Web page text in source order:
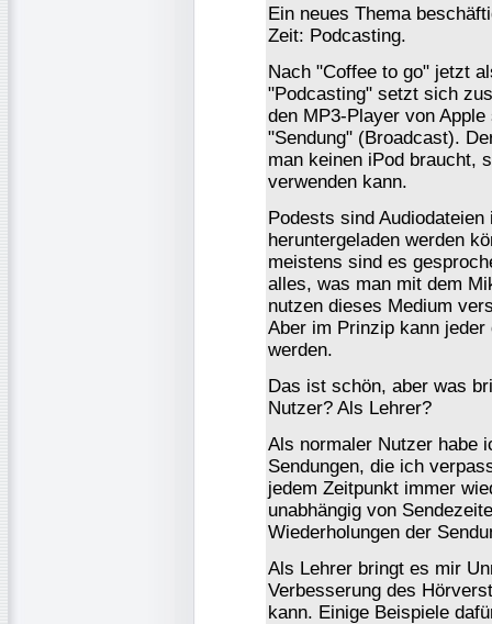
Ein neues Thema
Zeit: Podcasting.
Nach "Coffee to go" jetzt
"Podcasting" setzt sich
den MP3-Player von
"Sendung" (Broadcast).
man keinen iPod braucht,
verwenden kann.
Podests sind
heruntergeladen werden
meistens sind es
alles, was man mit dem
nutzen dieses Medium
Aber im Prinzip kann
werden.
Das ist schön, aber was
Nutzer? Als Lehrer?
Als normaler Nutzer habe
Sendungen, die ich
jedem Zeitpunkt immer
unabhängig von
Wiederholungen der
Als Lehrer bringt es mir
Verbesserung des
kann. Einige Beispiele